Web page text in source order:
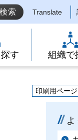
Translate
す 組織で
印刷用ペー